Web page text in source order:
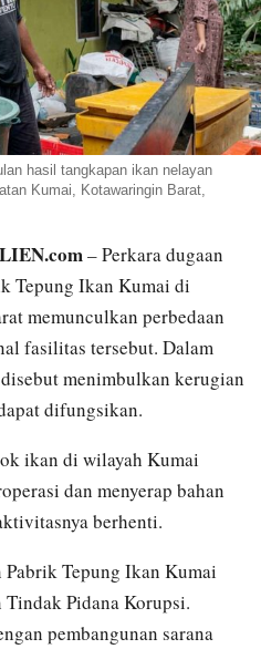
hasil tangkapan ikan nelayan
Kumai, Kotawaringin Barat,
– Perkara dugaan
Tepung Ikan Kumai di
memunculkan perbedaan
fasilitas tersebut. Dalam
menimbulkan kerugian
difungsikan.
ikan di wilayah Kumai
dan menyerap bahan
berhenti.
Pabrik Tepung Ikan Kumai
Pidana Korupsi.
pembangunan sarana